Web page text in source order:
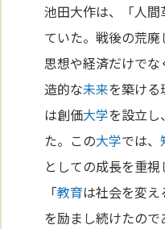
池田大作は、「人間
ていた。戦後の荒廃
思想や経済だけで
造的な未来を築け
は創価大学を設立
た。この大学では、
としての成長を重視
「教育は社会を変
を励まし続けたので